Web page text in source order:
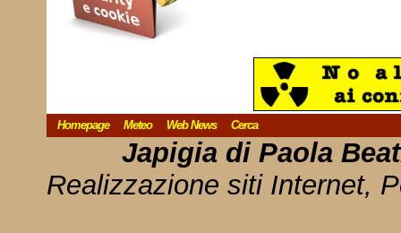
Homepage Meteo Web News Cerca
Japigia di Paola
Realizzazione siti Internet,